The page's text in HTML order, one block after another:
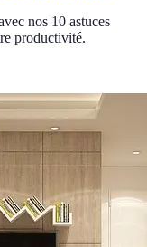
nos 10 astuces
productivité.